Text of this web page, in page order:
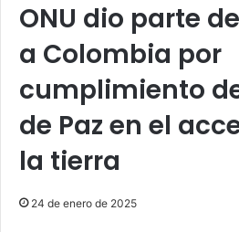
ONU dio parte
a Colombia por
cumplimiento
de Paz en el
la tierra
24 de enero de 2025